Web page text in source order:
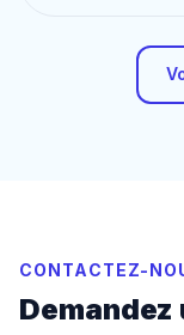
CONTACTEZ-
Demandez